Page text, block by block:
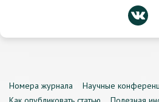
Номера журнала Научные